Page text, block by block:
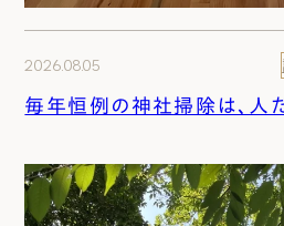
2026.08.05
毎年恒例の神社掃除は、人だ